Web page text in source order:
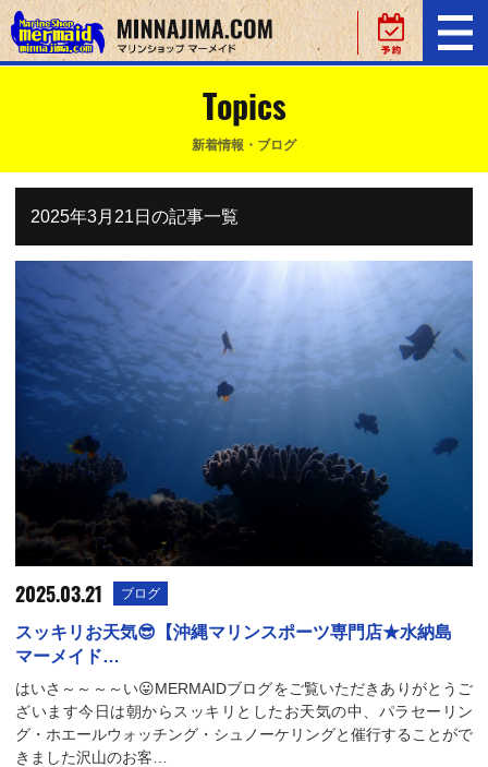
Topics
新着情報・ブログ
2025年3月21日の記事一覧
2025.03.21 ブログ
スッキリお天気😎【沖縄マリンスポーツ専門店★水納島
マーメイド…
はいさ～～～～い😛MERMAIDブログをご覧いただきありがとうご
ざいます今日は朝からスッキリとしたお天気の中、パラセーリン
グ・ホエールウォッチング・シュノーケリングと催行することがで
きました沢山のお客…